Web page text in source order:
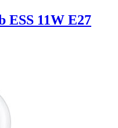
11W E27